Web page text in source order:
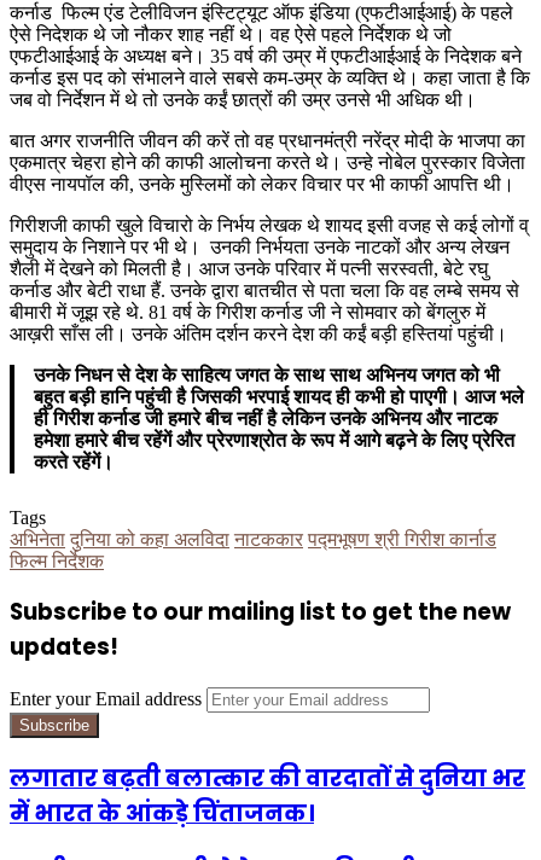
कर्नाड फिल्म एंड टेलीविजन इंस्टिट्यूट ऑफ इंडिया (एफटीआईआई) के पहले
ऐसे निदेशक थे जो नौकर शाह नहीं थे। वह ऐसे पहले निर्देशक थे जो
एफटीआईआई के अध्यक्ष बने। 35 वर्ष की उम्र में एफटीआईआई के निदेशक बने
कर्नाड इस पद को संभालने वाले सबसे कम-उम्र के व्यक्ति थे। कहा जाता है कि
जब वो निर्देशन में थे तो उनके कईं छात्रों की उम्र उनसे भी अधिक थी।
बात अगर राजनीति जीवन की करें तो वह प्रधानमंत्री नरेंद्र मोदी के भाजपा का
एकमात्र चेहरा होने की काफी आलोचना करते थे। उन्हे नोबेल पुरस्कार विजेता
वीएस नायपॉल की, उनके मुस्लिमों को लेकर विचार पर भी काफी आपत्ति थी।
गिरीशजी काफी खुले विचारो के निर्भय लेखक थे शायद इसी वजह से कई लोगों व्
समुदाय के निशाने पर भी थे। उनकी निर्भयता उनके नाटकों और अन्य लेखन
शैली में देखने को मिलती है। आज उनके परिवार में पत्नी सरस्वती, बेटे रघु
कर्नाड और बेटी राधा हैं. उनके द्वारा बातचीत से पता चला कि वह लम्बे समय से
बीमारी में जूझ रहे थे. 81 वर्ष के गिरीश कर्नाड जी ने सोमवार को बेंगलुरु में
आख़री साँस ली। उनके अंतिम दर्शन करने देश की कईं बड़ी हस्तियां पहुंची।
उनके निधन से देश के साहित्य जगत के साथ साथ अभिनय जगत को भी
बहुत बड़ी हानि पहुंची है जिसकी भरपाई शायद ही कभी हो पाएगी। आज भले
ही गिरीश कर्नाड जी हमारे बीच नहीं है लेकिन उनके अभिनय और नाटक
हमेशा हमारे बीच रहेंगें और प्रेरणाश्रोत के रूप में आगे बढ़ने के लिए प्रेरित
करते रहेंगें।
Tags
अभिनेता दुनिया को कहा अलविदा नाटककार पद्मभूषण श्री गिरीश कार्नाड
फिल्म निर्देशक
Subscribe to our mailing list to get the new
updates!
Enter your Email address
लगातार बढ़ती बलात्कार की वारदातों से दुनिया भर
में भारत के आंकड़े चिंताजनक।